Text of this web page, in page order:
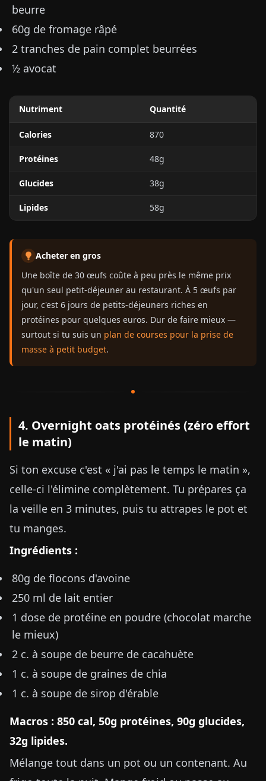
beurre
60g de fromage râpé
2 tranches de pain complet beurrées
½ avocat
Nutriment Quantité
Calories 870
Protéines 48g
Glucides 38g
Lipides 58g
Acheter en gros
Une boîte de 30 œufs coûte à peu près le même prix
qu'un seul petit-déjeuner au restaurant. À 5 œufs par
jour, c'est 6 jours de petits-déjeuners riches en
protéines pour quelques euros. Dur de faire mieux —
surtout si tu suis un plan de courses pour la prise de
masse à petit budget.
4. Overnight oats protéinés (zéro effort
le matin)
Si ton excuse c'est « j'ai pas le temps le matin »,
celle-ci l'élimine complètement. Tu prépares ça
la veille en 3 minutes, puis tu attrapes le pot et
tu manges.
Ingrédients :
80g de flocons d'avoine
250 ml de lait entier
1 dose de protéine en poudre (chocolat marche
le mieux)
2 c. à soupe de beurre de cacahuète
1 c. à soupe de graines de chia
1 c. à soupe de sirop d'érable
Macros : 850 cal, 50g protéines, 90g glucides,
32g lipides.
Mélange tout dans un pot ou un contenant. Au